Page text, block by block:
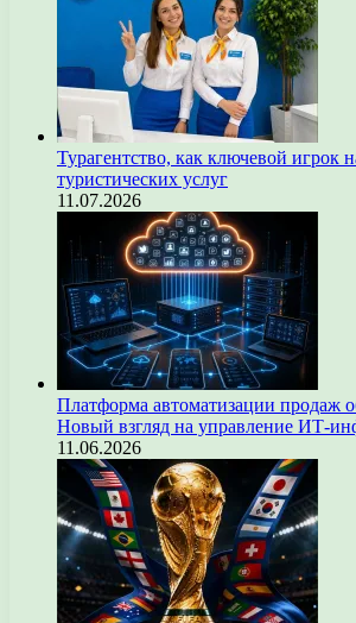
Турагентство, как ключевой игрок
туристических услуг
11.07.2026
Платформа автоматизации продаж
Новый взгляд на управление ИТ-
11.06.2026